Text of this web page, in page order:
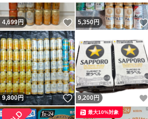
4,699円 いいね！
5,350円
9,800円 いいね！
9,200 円
最大10%対象